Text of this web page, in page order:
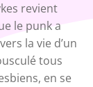
revient
le punk a
la vie d’un
tous
en se